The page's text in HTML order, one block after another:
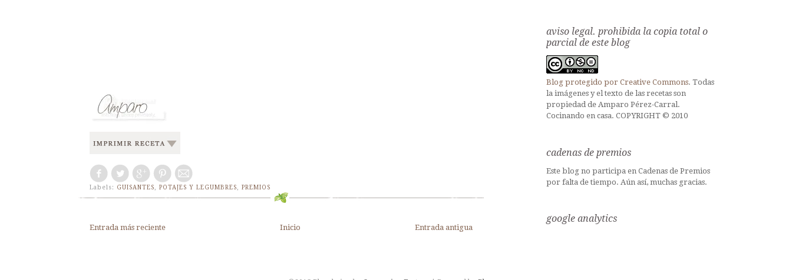
Labels: GUISANTES, POTAJES Y LEGUMBRES, PREMIOS
Entrada más reciente Entrada antigua
Inicio
aviso legal. prohibida la copia total o
parcial de este blog
Blog protegido por Creative Commons. Todas
la imágenes y el texto de las recetas son
propiedad de Amparo Pérez-Carral.
Cocinando en casa. COPYRIGHT © 2010
cadenas de premios
Este blog no participa en Cadenas de Premios
por falta de tiempo. Aún así, muchas gracias.
google analytics